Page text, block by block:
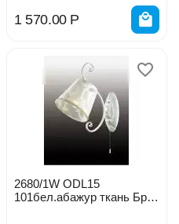
1 570.00 Р
2680/1W ODL15
101бел.абажур ткань Бра